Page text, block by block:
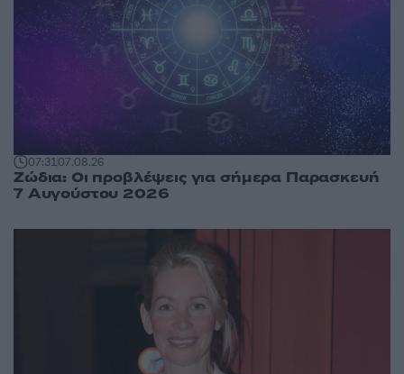
07:3107.08.26
Ζώδια: Οι προβλέψεις για σήμερα Παρασκευή
7 Αυγούστου 2026